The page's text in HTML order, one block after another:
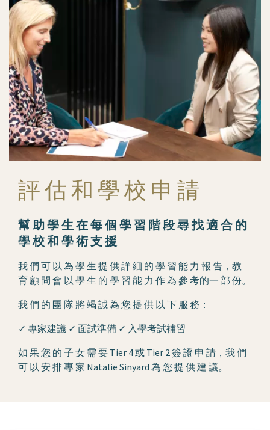
評 估 和 學 校 申 請
幫 助 學 生 在 每 個 學 習 階 段 尋 找 適 合 的
學 校 和 學 術 支 援
我 們 可 以 為 學 生 提 供 詳 細 的 學 習 能 力 報 告，教
育 顧 問 會 以 學 生 的 學 習 能 力 作 為 參 考的一 部 份。
我 們 的 團 隊 將 竭 誠 為 您 提 供 以 下 服 務：
✓ 專家建議 ✓ 面試準備 ✓ 入學考試補習
如 果 您 的 子 女 需 要 Tier 4 或 Tier 2 簽 證 申 請，我 們
可 以 安 排 專 家 Natalie Sinyard 為 您 提 供 建 議。